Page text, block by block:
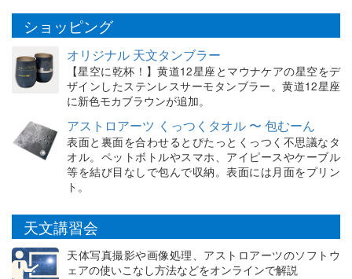
ショッピング
オリジナル 天文タンブラー
【星空に乾杯！】黄道12星座とマウナケアの星空をデ
ザインしたステンレスサーモタンブラー。黄道12星座
に新色モカブラウンが追加。
アストロアーツ くっつくタオル 〜 包むーん
表面と裏面を合わせるとぴたっとくっつく不思議なタ
オル。ペットボトルやスマホ、アイピースやケーブル
等を結び目なしで包んで収納。表面には月面をプリン
ト。
天文講習会
天体写真撮影や画像処理、アストロアーツのソフトウ
ェアの使いこなし方法などをオンラインで解説